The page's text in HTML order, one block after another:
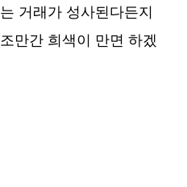
거래가 성사된다든지
만간 희색이 만면 하겠